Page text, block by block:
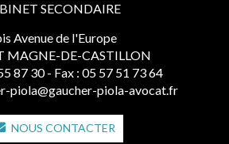
SECONDAIRE
Avenue de l'Europe
MAGNE-DE-CASTILLON
87 30 - Fax : 05 57 51 73 64
piola@gaucher-piola-avocat.fr
NOUS CONTACTER